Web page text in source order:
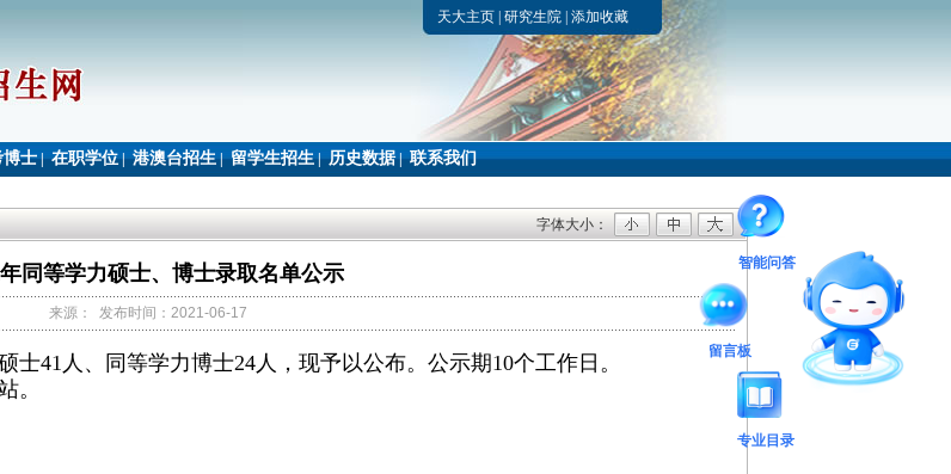
天大主页 研究生院 添加收藏
士 | 在职学位 | 港澳台招生 | 留学生招生 | 历史数据 | 联系我们
字体大小：
同等学力硕士、博士录取名单公示
来源： 发布时间：2021-06-17
41人、同等学力博士24人，现予以公布。公示期10个工作日。
。
智能问答
留言板
专业目录